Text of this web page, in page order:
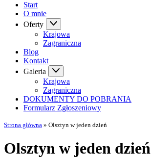
Start
O mnie
Oferty
Krajowa
Zagraniczna
Blog
Kontakt
Galeria
Krajowa
Zagraniczna
DOKUMENTY DO POBRANIA
Formularz Zgłoszeniowy
Strona główna » Olsztyn w jeden dzień
Olsztyn w jeden dzień